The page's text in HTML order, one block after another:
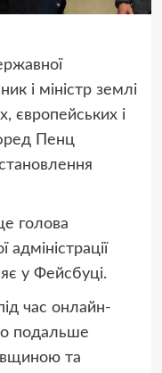
і міністр землі
європейських і
Пенц
голова
адміністрації
у Фейсбуці.
час онлайн-
подальше
та